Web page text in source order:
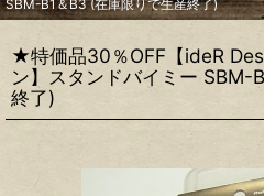
SBM-B1＆B3 (在庫限りで生産終了)
★特価品30％OFF【ideR
ン】スタンドバイミー SBM-
終了)